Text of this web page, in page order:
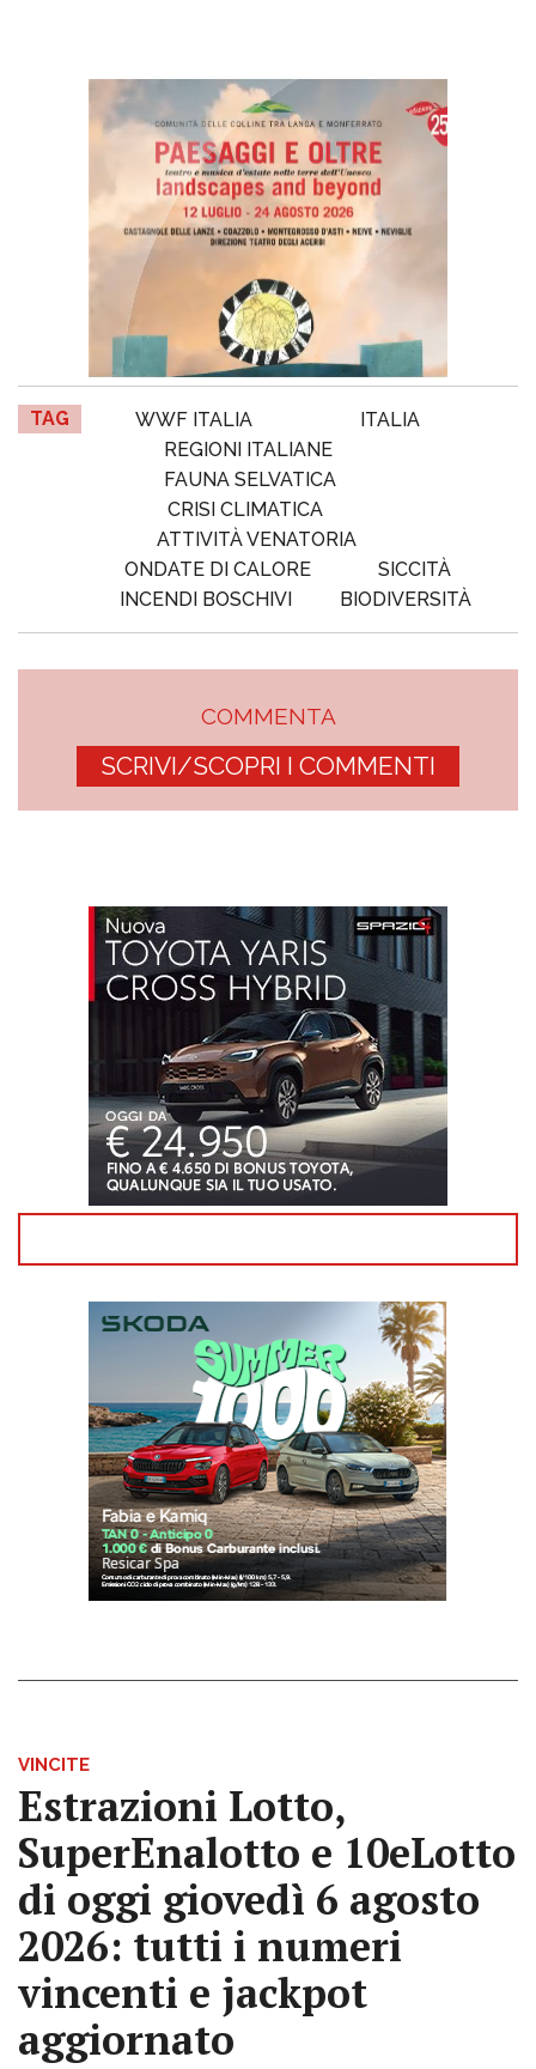
TAG WWF ITALIA
ITALIA
REGIONI ITALIANE
FAUNA SELVATICA
CRISI CLIMATICA
ATTIVITÀ VENATORIA
ONDATE DI CALORE
SICCITÀ
INCENDI BOSCHIVI
BIODIVERSITÀ
COMMENTA
SCRIVI/SCOPRI I COMMENTI
VINCITE
Estrazioni Lotto,
SuperEnalotto e 10eLotto
di oggi giovedì 6 agosto
2026: tutti i numeri
vincenti e jackpot
aggiornato